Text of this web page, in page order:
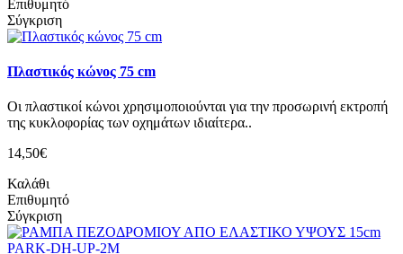
Επιθυμητό
Σύγκριση
Πλαστικός κώνος 75 cm
Οι πλαστικοί κώνοι χρησιμοποιούνται για την προσωρινή εκτροπή
της κυκλοφορίας των οχημάτων ιδιαίτερα..
14,50€
Καλάθι
Επιθυμητό
Σύγκριση